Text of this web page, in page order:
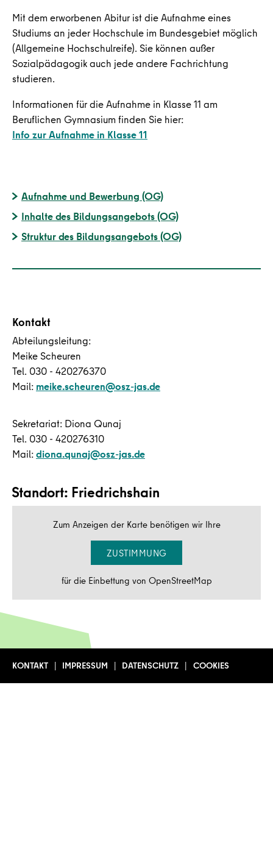
Mit dem erworbenen Abitur ist die Aufnahme eines
Studiums an jeder Hochschule im Bundesgebiet möglich
(Allgemeine Hochschulreife). Sie können außer
Sozialpädagogik auch jede andere Fachrichtung
studieren.
Informationen für die Aufnahme in Klasse 11 am
Beruflichen Gymnasium finden Sie hier:
Info zur Aufnahme in Klasse 11
Aufnahme und Bewerbung (OG)
Inhalte des Bildungsangebots (OG)
Struktur des Bildungsangebots (OG)
Kontakt
Abteilungsleitung:
Meike Scheuren
Tel. 030 - 420276370
Mail: meike.scheuren@osz-jas.de
Sekretariat: Diona Qunaj
Tel. 030 - 420276310
Mail:diona.qunaj@osz-jas.de
Standort: Friedrichshain
Zum Anzeigen der Karte benötigen wir Ihre
ZUSTIMMUNG
für die Einbettung von OpenStreetMap
KONTAKT IMPRESSUM DATENSCHUTZ COOKIES